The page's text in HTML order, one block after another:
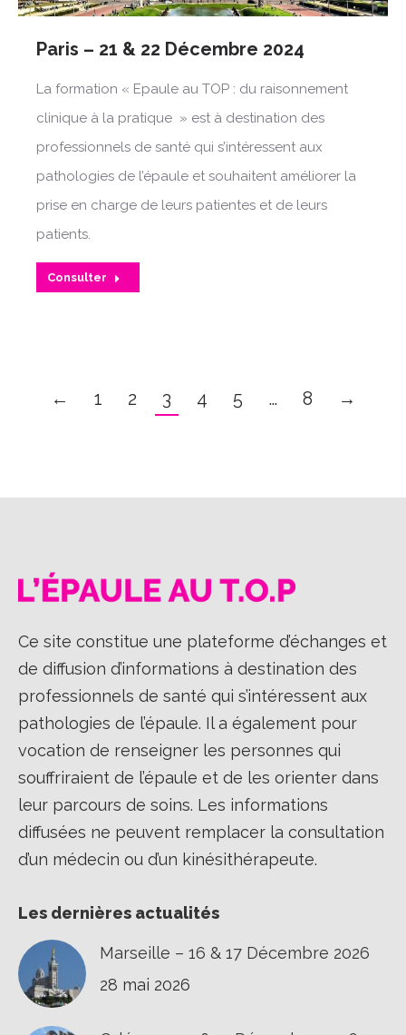
Paris – 21 & 22 Décembre 2024
La formation « Epaule au TOP : du raisonnement
clinique à la pratique » est à destination des
professionnels de santé qui s’intéressent aux
pathologies de l’épaule et souhaitent améliorer la
prise en charge de leurs patientes et de leurs
patients.
Consulter
← 1 2 3 4 5 … 8 →
Ce site constitue une plateforme d’échanges et
de diffusion d’informations à destination des
professionnels de santé qui s’intéressent aux
pathologies de l’épaule. Il a également pour
vocation de renseigner les personnes qui
souffriraient de l’épaule et de les orienter dans
leur parcours de soins. Les informations
diffusées ne peuvent remplacer la consultation
d’un médecin ou d’un kinésithérapeute.
Les dernières actualités
Marseille – 16 & 17 Décembre 2026
28 mai 2026